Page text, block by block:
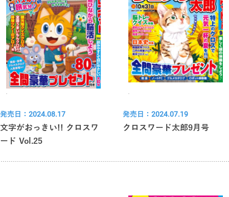
発売日：2024.08.17
文字がおっきい!! クロスワ
ード Vol.25
発売日：2024.07.19
クロスワード太郎9月号